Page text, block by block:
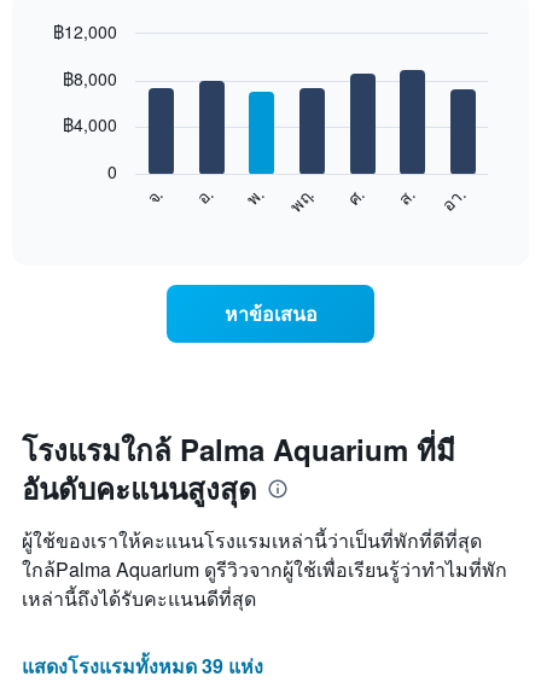
แต่ละ
แผนภูมิ
แกน
ราคา
เฉลี่ย
ของ
พัก
chart
bars.
วัน
ของ
สัปดาห์
แผนภูมิ
มี
แกน
X
แสดง
graphic.
จ. อ. พ. พฤ. ศ. ส. อา.
0
฿4,000
฿8,000
฿12,000
หาข้อเสนอ
โรงแรมใกล้ Palma Aquarium ที่มี
อันดับคะแนนสูงสุด
ผู้ใช้ของเราให้คะแนนโรงแรมเหล่านี้ว่าเป็นที่พักที่ดีที่สุด
ใกล้Palma Aquarium ดูรีวิวจากผู้ใช้เพื่อเรียนรู้ว่าทำไมที่พัก
เหล่านี้ถึงได้รับคะแนนดีที่สุด
แสดงโรงแรมทั้งหมด 39 แห่ง